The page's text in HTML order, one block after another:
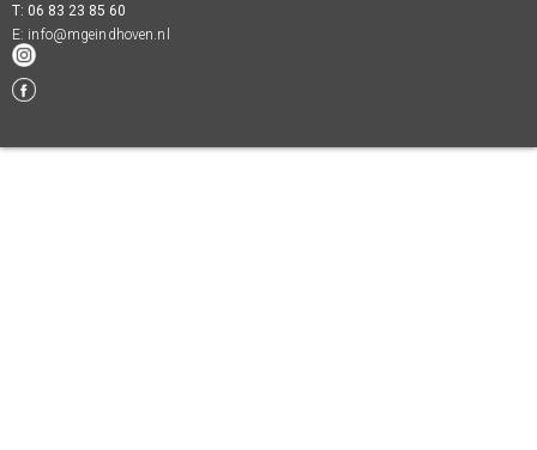
T: 06 83 23 85 60
E: info@mgeindhoven.nl